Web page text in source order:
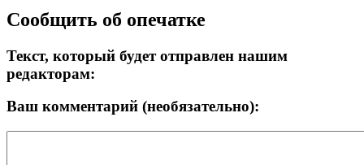
Сообщить об опечатке
Текст, который будет отправлен нашим
редакторам:
Ваш комментарий (необязательно):